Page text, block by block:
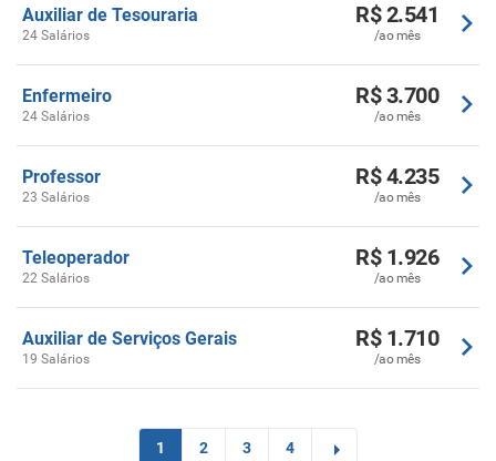
Auxiliar de Tesouraria
24 Salários
R$ 2.541
/ao mês
Enfermeiro
24 Salários
R$ 3.700
/ao mês
Professor
23 Salários
R$ 4.235
/ao mês
Teleoperador
22 Salários
R$ 1.926
/ao mês
Auxiliar de Serviços Gerais
19 Salários
R$ 1.710
/ao mês
1 2 3 4